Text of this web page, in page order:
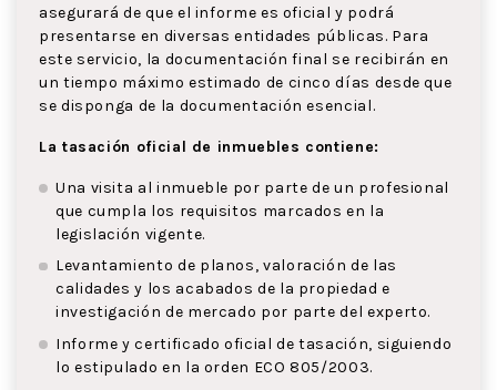
asegurará de que el informe es oficial y podrá
presentarse en diversas entidades públicas. Para
este servicio, la documentación final se recibirán en
un tiempo máximo estimado de cinco días desde que
se disponga de la documentación esencial.
La tasación oficial de inmuebles contiene:
Una visita al inmueble por parte de un profesional
que cumpla los requisitos marcados en la
legislación vigente.
Levantamiento de planos, valoración de las
calidades y los acabados de la propiedad e
investigación de mercado por parte del experto.
Informe y certificado oficial de tasación, siguiendo
lo estipulado en la orden ECO 805/2003.